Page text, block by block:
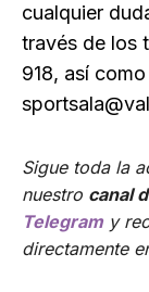
cualquier
través de los
918, así
Sigue toda la
nuestro canal
Telegramy
directamente